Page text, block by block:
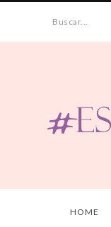
Buscar...
HOME